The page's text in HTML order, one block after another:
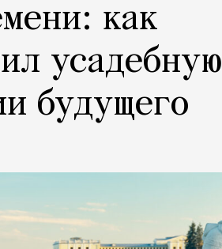
как
усадебную
будущего